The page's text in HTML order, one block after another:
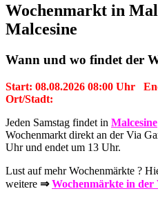
Wochenmarkt in
Malcesine
Wann und wo findet der
Start: 08.08.2026 08:00 Uhr
Ort/Stadt:
Jeden Samstag findet in Malcesine
Wochenmarkt direkt an der Via
Uhr und endet um 13 Uhr.
Lust auf mehr Wochenmärkte ?
weitere ⇒Wochenmärkte in der